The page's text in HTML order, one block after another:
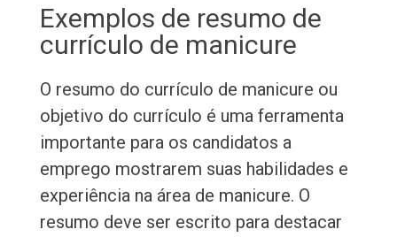
Exemplos de resumo de
currículo de manicure
O resumo do currículo de manicure ou
objetivo do currículo é uma ferramenta
importante para os candidatos a
emprego mostrarem suas habilidades e
experiência na área de manicure. O
resumo deve ser escrito para destacar